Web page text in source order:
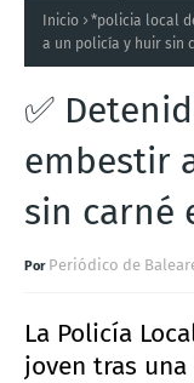
Inicio *policia local
a un policía y huir sin
✅
embestir
sin carné
Periódico de
La Policía
joven tras